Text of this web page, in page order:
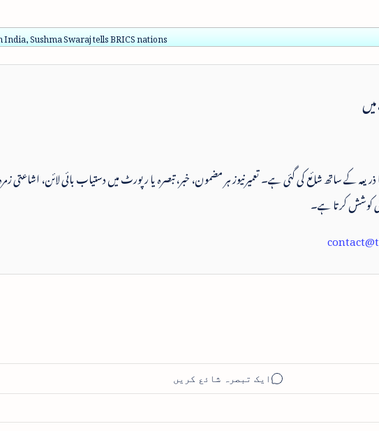
Sushma Swaraj tells BRICS nations
یا ذریعہ کے ساتھ شائع کی گئی ہے۔ تعمیرنیوز ہر مضمون، خبر، تبصرہ یا رپورٹ میں دستیاب بائی لائن، اشاعتی
کوشش کرتا ہے۔